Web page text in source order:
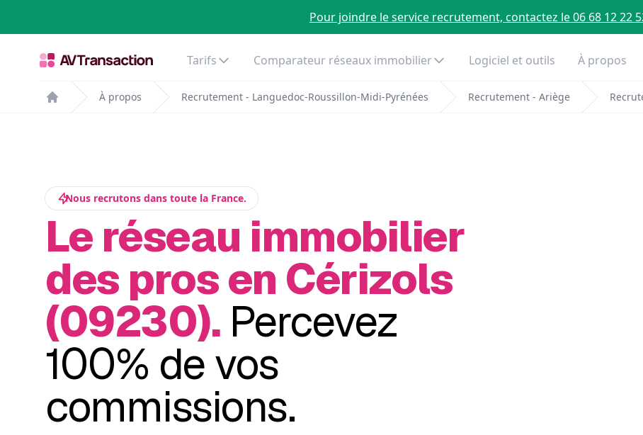
Pour joindre le service recrutement, contactez le 06 68 12 22
Tarifs Comparateur réseaux immobilier Logiciel et outils À propos
Home
À propos Recrutement - Languedoc-Roussillon-Midi-Pyrénées Recrutement - Ariège
Nous recrutons dans toute la France.
Le réseau immobilier
des pros en Cérizols
(09230). Percevez
100% de vos
commissions.